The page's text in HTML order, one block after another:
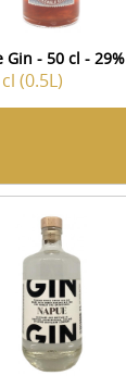
Gin - 50 cl - 29%
(0.5L)